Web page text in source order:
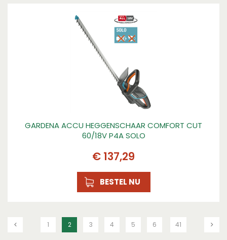
GARDENA ACCU HEGGENSCHAAR COMFORT CUT
60/18V P4A SOLO
€ 137,29
BESTEL NU
1 2 3 4 5 6 41